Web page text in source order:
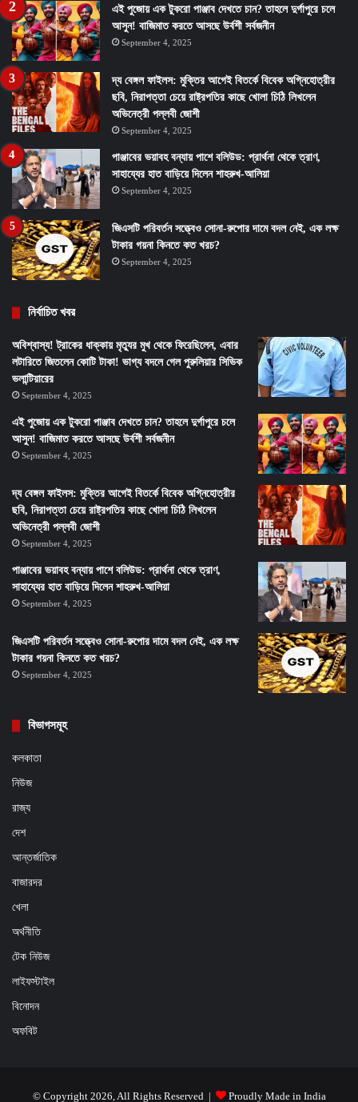
এই পুজোয় এক টুকরো পাঞ্জাব দেখতে চান? তাহলে দুর্গাপুরে চলে
আসুন! বাজিমাত করতে আসছে উর্বশী সর্বজনীন
September 4, 2025
দ্য বেঙ্গল ফাইলস: মুক্তির আগেই বিতর্কে বিবেক অগ্নিহোত্রীর
ছবি, নিরাপত্তা চেয়ে রাষ্ট্রপতির কাছে খোলা চিঠি লিখলেন
অভিনেত্রী পল্লবী জোশী
September 4, 2025
পাঞ্জাবের ভয়াবহ বন্যায় পাশে বলিউড: প্রার্থনা থেকে ত্রাণ,
সাহায্যের হাত বাড়িয়ে দিলেন শাহরুখ-আলিয়া
September 4, 2025
জিএসটি পরিবর্তন সত্ত্বেও সোনা-রুপোর দামে বদল নেই, এক লক্ষ
টাকার গয়না কিনতে কত খরচ?
September 4, 2025
নির্বাচিত খবর
অবিশ্বাস্য! ট্রাকের ধাক্কায় মৃত্যুর মুখ থেকে ফিরেছিলেন, এবার
লটারিতে জিতলেন কোটি টাকা! ভাগ্য বদলে গেল পুরুলিয়ার সিভিক
ভলান্টিয়ারের
September 4, 2025
এই পুজোয় এক টুকরো পাঞ্জাব দেখতে চান? তাহলে দুর্গাপুরে চলে
আসুন! বাজিমাত করতে আসছে উর্বশী সর্বজনীন
September 4, 2025
দ্য বেঙ্গল ফাইলস: মুক্তির আগেই বিতর্কে বিবেক অগ্নিহোত্রীর
ছবি, নিরাপত্তা চেয়ে রাষ্ট্রপতির কাছে খোলা চিঠি লিখলেন
অভিনেত্রী পল্লবী জোশী
September 4, 2025
পাঞ্জাবের ভয়াবহ বন্যায় পাশে বলিউড: প্রার্থনা থেকে ত্রাণ,
সাহায্যের হাত বাড়িয়ে দিলেন শাহরুখ-আলিয়া
September 4, 2025
জিএসটি পরিবর্তন সত্ত্বেও সোনা-রুপোর দামে বদল নেই, এক লক্ষ
টাকার গয়না কিনতে কত খরচ?
September 4, 2025
বিভাগসমূহ
কলকাতা
নিউজ
রাজ্য
দেশ
আন্তর্জাতিক
বাজারদর
খেলা
অর্থনীতি
টেক নিউজ
লাইফস্টাইল
বিনোদন
অফবিট
© Copyright 2026, All Rights Reserved | Proudly Made in India